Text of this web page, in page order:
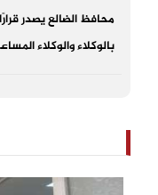
محافظ الضالع يصدر
بالوكلاء والوكلاء